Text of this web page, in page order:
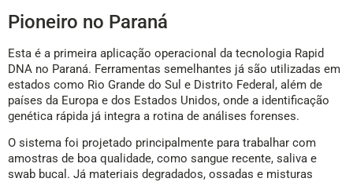
Pioneiro no Paraná
Esta é a primeira aplicação operacional da tecnologia Rapid
DNA no Paraná. Ferramentas semelhantes já são utilizadas em
estados como Rio Grande do Sul e Distrito Federal, além de
países da Europa e dos Estados Unidos, onde a identificação
genética rápida já integra a rotina de análises forenses.
O sistema foi projetado principalmente para trabalhar com
amostras de boa qualidade, como sangue recente, saliva e
swab bucal. Já materiais degradados, ossadas e misturas